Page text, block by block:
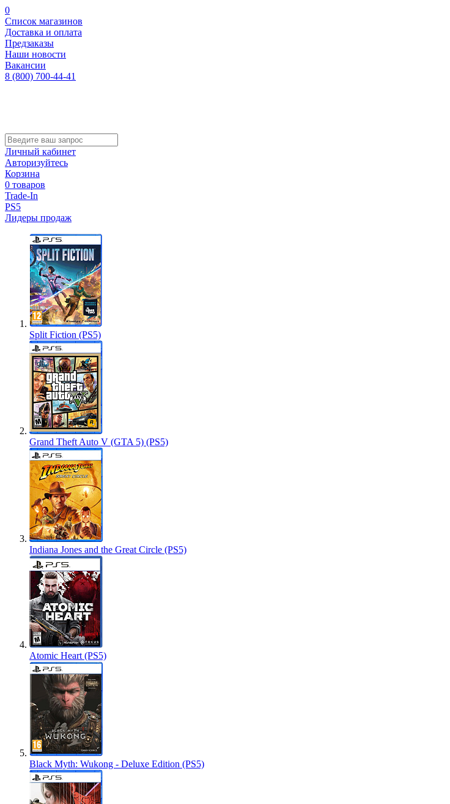
0
Список магазинов
Доставка и оплата
Предзаказы
Наши новости
Вакансии
8 (800) 700-44-41
Личный кабинет
Авторизуйтесь
Корзина
0 товаров
Trade-In
PS5
Лидеры продаж
Split Fiction (PS5)
Grand Theft Auto V (GTA 5) (PS5)
Indiana Jones and the Great Circle (PS5)
Atomic Heart (PS5)
Black Myth: Wukong - Deluxe Edition (PS5)